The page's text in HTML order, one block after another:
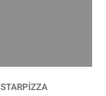
STARPIZZA